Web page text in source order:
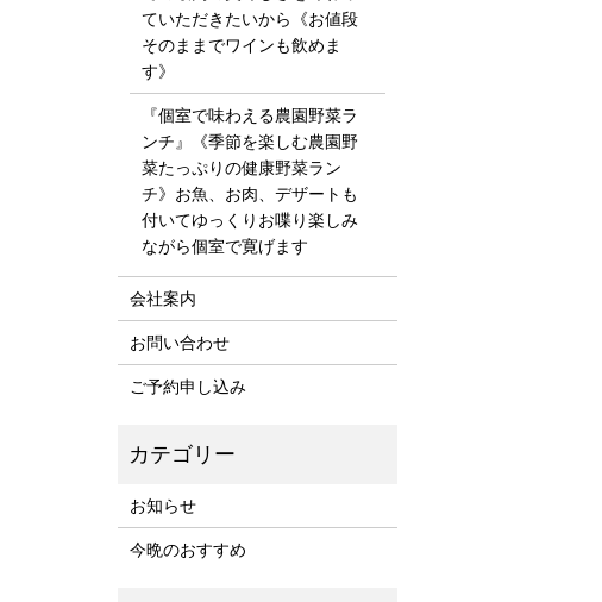
ていただきたいから《お値段
そのままでワインも飲めま
す》
『個室で味わえる農園野菜ラ
ンチ』《季節を楽しむ農園野
菜たっぷりの健康野菜ラン
チ》お魚、お肉、デザートも
付いてゆっくりお喋り楽しみ
ながら個室で寛げます
会社案内
お問い合わせ
ご予約申し込み
お知らせ
今晩のおすすめ